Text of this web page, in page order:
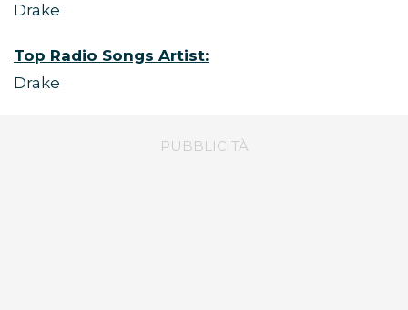
Drake
Top Radio Songs Artist:
Drake